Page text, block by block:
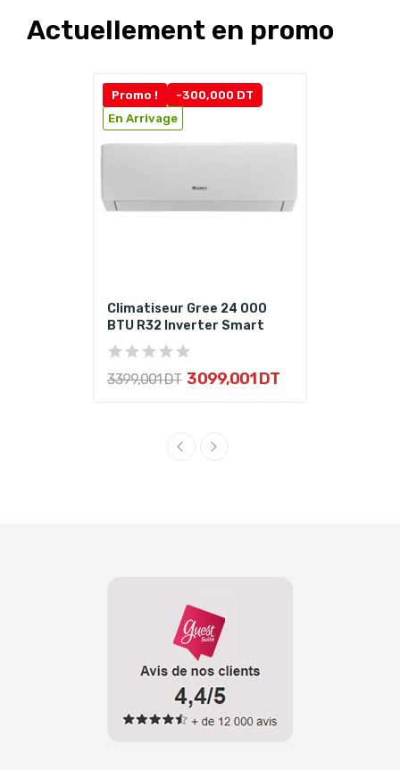
Actuellement en promo
Promo !
-300,000 DT
En Arrivage
Climatiseur Gree 24 000
BTU R32 Inverter Smart
3 399,001 DT 3 099,001 DT